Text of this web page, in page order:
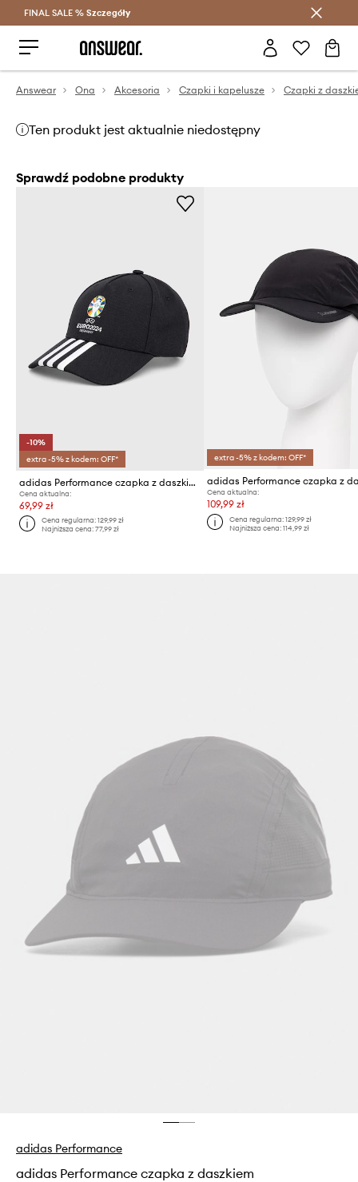
Oszczędzaj z Answear Club >
FINAL SALE % Szczegóły
Answear Ona Akcesoria Czapki i kapelusze Czapki z
Ten produkt jest aktualnie niedostępny
Sprawdź podobne produkty
-10%
extra -5% z kodem: OFF*
adidas Performance czapka z daszkiem Euro 2024
Cena aktualna:
69,99 zł
Cena regularna:129,99 zł
Najniższa cena:77,99 zł
extra -5% z kodem: OFF*
Cena aktualna:
109,99 zł
Cena regularna: 129,99 zł
Najniższa cena: 114,99 zł
adidas Performance
adidas Performance czapka z daszkiem